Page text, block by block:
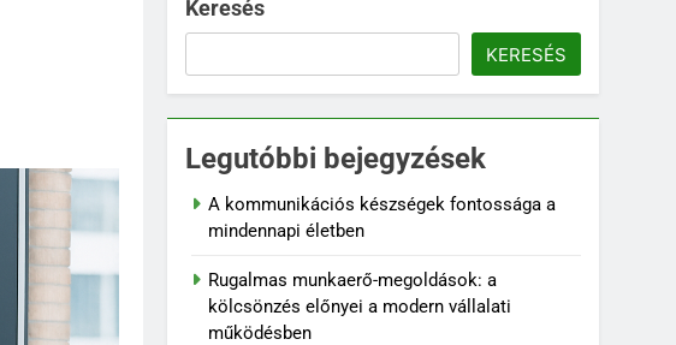
Keresés
KERESÉS
Legutóbbi bejegyzések
A kommunikációs készségek fontossága a
mindennapi életben
Rugalmas munkaerő-megoldások: a
kölcsönzés előnyei a modern vállalati
működésben